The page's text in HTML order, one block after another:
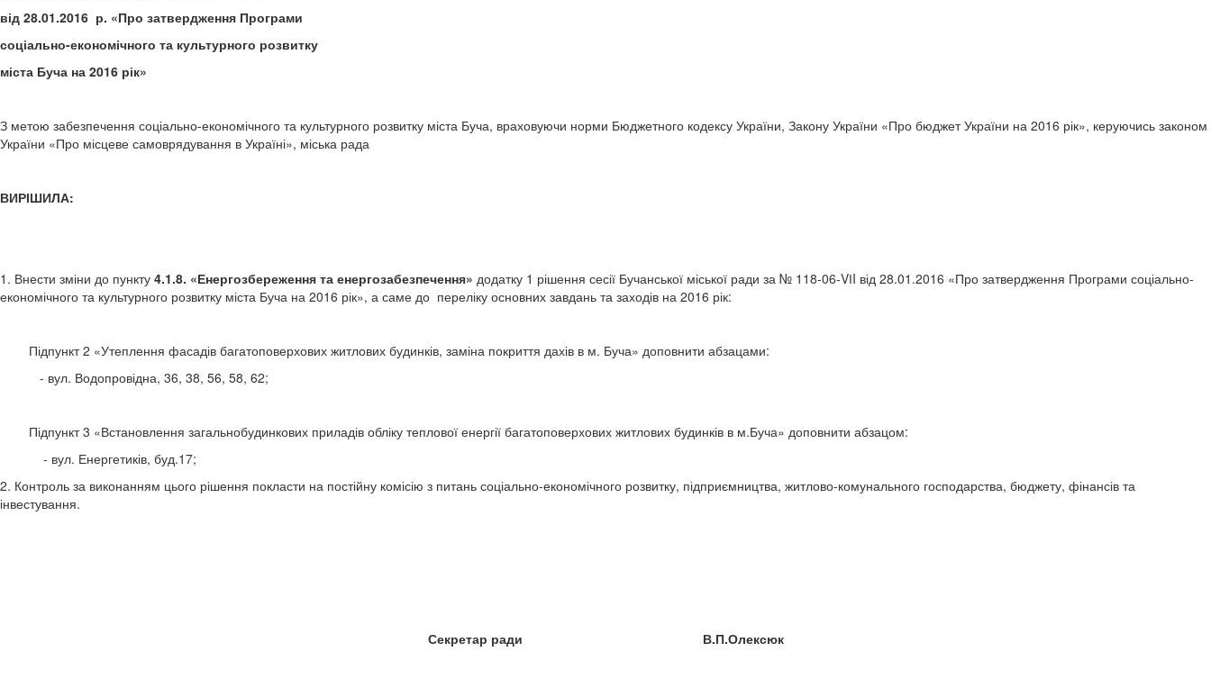
від 28.01.2016 р. «Про затвердження Програми
соціально-економічного та культурного розвитку
міста Буча на 2016 рік»
З метою забезпечення соціально-економічного та культурного розвитку міста Буча, враховуючи норми Бюджетного кодексу України, Закону України «Про бюджет України на 2016 рік», керуючись законом
України «Про місцеве самоврядування в Україні», міська рада
ВИРІШИЛА:
1. Внести зміни до пункту 4.1.8. «Енергозбереження та енергозабезпечення» додатку 1 рішення сесії Бучанської міської ради за № 118-06-VІI від 28.01.2016 «Про затвердження Програми соціально-
економічного та культурного розвитку міста Буча на 2016 рік», а саме до переліку основних завдань та заходів на 2016 рік:
Підпункт 2 «Утеплення фасадів багатоповерхових житлових будинків, заміна покриття дахів в м. Буча» доповнити абзацами:
- вул. Водопровідна, 36, 38, 56, 58, 62;
Підпункт 3 «Встановлення загальнобудинкових приладів обліку теплової енергії багатоповерхових житлових будинків в м.Буча» доповнити абзацом:
- вул. Енергетиків, буд.17;
2. Контроль за виконанням цього рішення покласти на постійну комісію з питань соціально-економічного розвитку, підприємництва, житлово-комунального господарства, бюджету, фінансів та
інвестування.
Секретар ради В.П.Олексюк